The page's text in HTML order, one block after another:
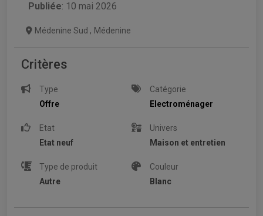
Publiée: 10 mai 2026
Médenine Sud , Médenine
Critères
Type
Offre
Catégorie
Electroménager
Etat
Etat neuf
Univers
Maison et entretien
Type de produit
Autre
Couleur
Blanc